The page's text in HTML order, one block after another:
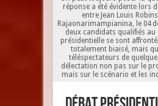
réponse a été évidente lors
entre Jean Louis
Rajaonarimampianina, le 04
deux candidats qualifiés au
présidentielle se sont
totalement biaisé, mais
téléspectateurs de
délectation non pas sur le
mais sur le scénario et les